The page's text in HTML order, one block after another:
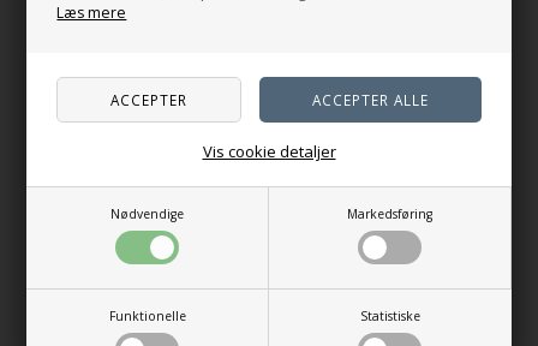
Læs mere
Nødvendige Markedsføring
Funktionelle Statistiske
Vis cookie detaljer
Rundpind 5 mm (80 el. 100 cm)
Rundpind 4,5 mm (80 el. 100 cm)
15 m / 24 p pr. 10 x 10 cm i glatstrik
Bundfarve:
450 (500) 550 (550) 600 (600) 650 (700) g Alpaca 3, Isager Yarn,
125 m / 50 g
strikket sammen med
250 (250) 300 (300) 350 (350) 350 (400) g Tweed, Isager Yarn,
200 m / 50 g